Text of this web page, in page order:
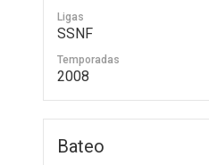
Ligas
SSNF
Temporadas
2008
Bateo